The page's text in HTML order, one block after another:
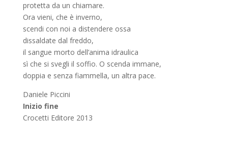
protetta da un chiamare.
Ora vieni, che è inverno,
scendi con noi a distendere ossa
dissaldate dal freddo,
il sangue morto dell’anima idraulica
sì che si svegli il soffio. O scenda immane,
doppia e senza fiammella, un altra pace.
Daniele Piccini
Inizio fine
Crocetti Editore 2013